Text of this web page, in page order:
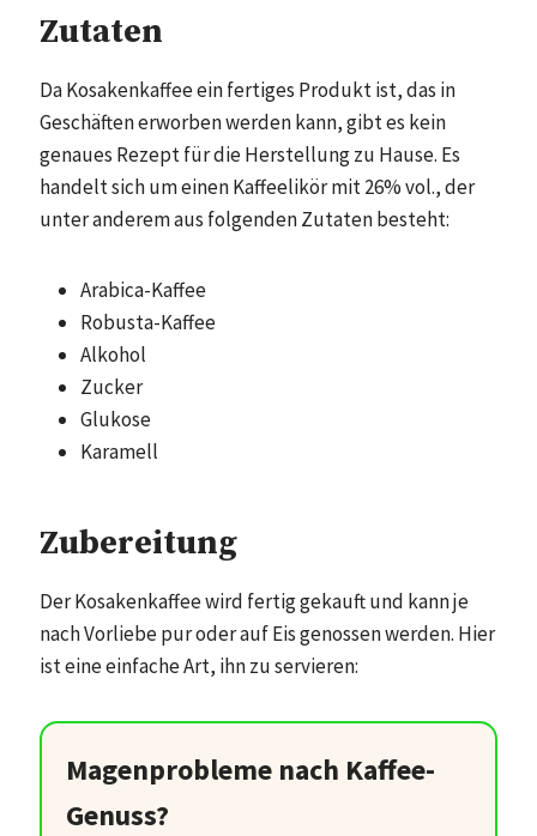
Zutaten
Da Kosakenkaffee ein fertiges Produkt ist, das in
Geschäften erworben werden kann, gibt es kein
genaues Rezept für die Herstellung zu Hause. Es
handelt sich um einen Kaffeelikör mit 26% vol., der
unter anderem aus folgenden Zutaten besteht:
Arabica-Kaffee
Robusta-Kaffee
Alkohol
Zucker
Glukose
Karamell
Zubereitung
Der Kosakenkaffee wird fertig gekauft und kann je
nach Vorliebe pur oder auf Eis genossen werden. Hier
ist eine einfache Art, ihn zu servieren:
Magenprobleme nach Kaffee-
Genuss?